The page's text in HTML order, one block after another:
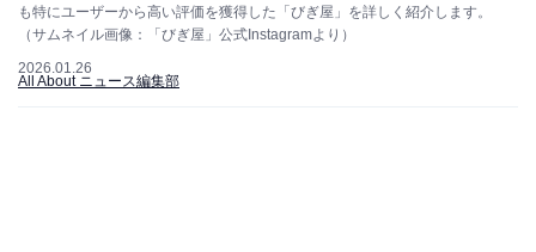
も特にユーザーから高い評価を獲得した「びぎ屋」を詳しく紹介します。
（サムネイル画像：「びぎ屋」公式Instagramより）
2026.01.26
All About ニュース編集部